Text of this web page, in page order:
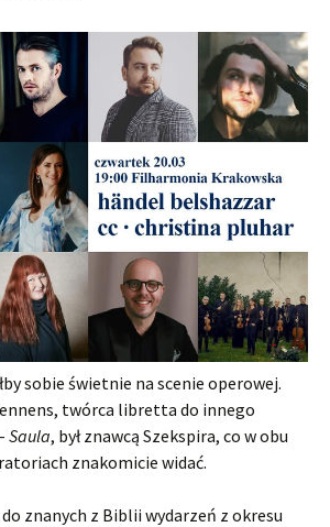
sobie świetnie na scenie operowej.
twórca libretta do innego
Saula, był znawcą Szekspira, co w obu
znakomicie widać.
znanych z Biblii wydarzeń z okresu